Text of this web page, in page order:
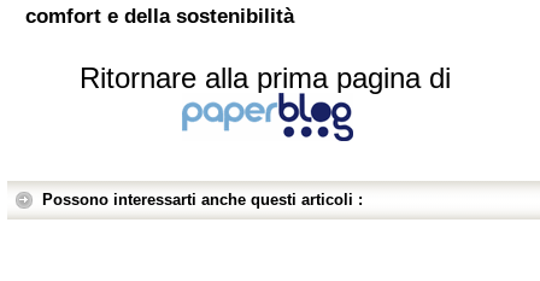
comfort e della sostenibilità
Ritornare alla prima pagina di
Possono interessarti anche questi articoli :